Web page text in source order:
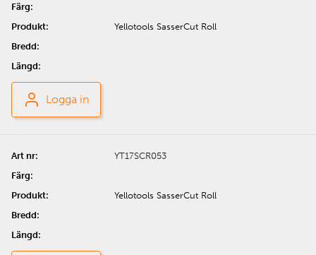
Yellotools SasserCut Roll
Logga in
YT17SCR053
Yellotools SasserCut Roll